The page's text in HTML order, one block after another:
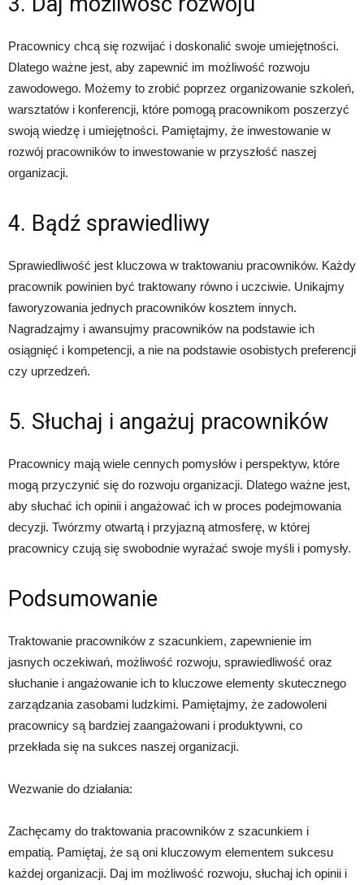
Pracownicy chcą się rozwijać i doskonalić swoje umiejętności.
Dlatego ważne jest, aby zapewnić im możliwość rozwoju
zawodowego. Możemy to zrobić poprzez organizowanie szkoleń,
warsztatów i konferencji, które pomogą pracownikom poszerzyć
swoją wiedzę i umiejętności. Pamiętajmy, że inwestowanie w
rozwój pracowników to inwestowanie w przyszłość naszej
organizacji.
4. Bądź sprawiedliwy
Sprawiedliwość jest kluczowa w traktowaniu pracowników. Każdy
pracownik powinien być traktowany równo i uczciwie. Unikajmy
faworyzowania jednych pracowników kosztem innych.
Nagradzajmy i awansujmy pracowników na podstawie ich
osiągnięć i kompetencji, a nie na podstawie osobistych preferencji
czy uprzedzeń.
5. Słuchaj i angażuj pracowników
Pracownicy mają wiele cennych pomysłów i perspektyw, które
mogą przyczynić się do rozwoju organizacji. Dlatego ważne jest,
aby słuchać ich opinii i angażować ich w proces podejmowania
decyzji. Twórzmy otwartą i przyjazną atmosferę, w której
pracownicy czują się swobodnie wyrażać swoje myśli i pomysły.
Podsumowanie
Traktowanie pracowników z szacunkiem, zapewnienie im
jasnych oczekiwań, możliwość rozwoju, sprawiedliwość oraz
słuchanie i angażowanie ich to kluczowe elementy skutecznego
zarządzania zasobami ludzkimi. Pamiętajmy, że zadowoleni
pracownicy są bardziej zaangażowani i produktywni, co
przekłada się na sukces naszej organizacji.
Wezwanie do działania:
Zachęcamy do traktowania pracowników z szacunkiem i
empatią. Pamiętaj, że są oni kluczowym elementem sukcesu
każdej organizacji. Daj im możliwość rozwoju, słuchaj ich opinii i